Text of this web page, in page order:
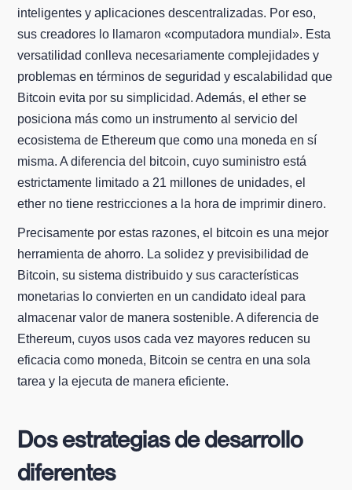
inteligentes y aplicaciones descentralizadas. Por eso,
sus creadores lo llamaron «computadora mundial». Esta
versatilidad conlleva necesariamente complejidades y
problemas en términos de seguridad y escalabilidad que
Bitcoin evita por su simplicidad. Además, el ether se
posiciona más como un instrumento al servicio del
ecosistema de Ethereum que como una moneda en sí
misma. A diferencia del bitcoin, cuyo suministro está
estrictamente limitado a 21 millones de unidades, el
ether no tiene restricciones a la hora de imprimir dinero.
Precisamente por estas razones, el bitcoin es una mejor
herramienta de ahorro. La solidez y previsibilidad de
Bitcoin, su sistema distribuido y sus características
monetarias lo convierten en un candidato ideal para
almacenar valor de manera sostenible. A diferencia de
Ethereum, cuyos usos cada vez mayores reducen su
eficacia como moneda, Bitcoin se centra en una sola
tarea y la ejecuta de manera eficiente.
Dos estrategias de desarrollo
diferentes